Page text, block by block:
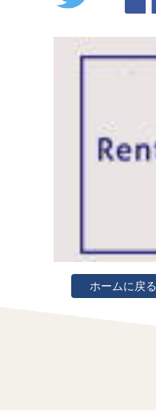
ホームに戻る